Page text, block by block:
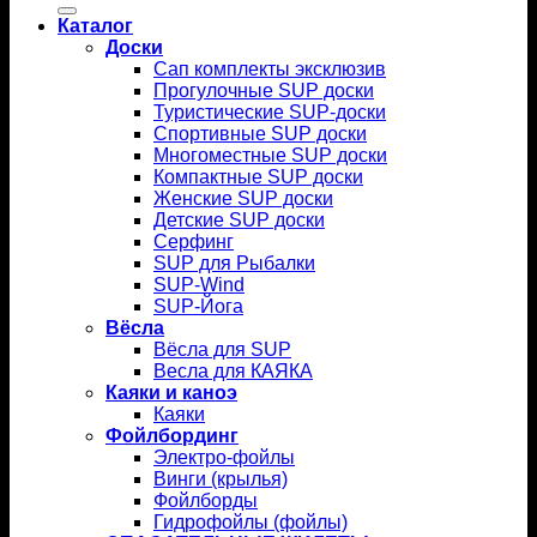
Каталог
Доски
Сап комплекты эксклюзив
Прогулочные SUP доски
Туристические SUP-доски
Спортивные SUP доски
Многоместные SUP доски
Компактные SUP доски
Женские SUP доски
Детские SUP доски
Серфинг
SUP для Рыбалки
SUP-Wind
SUP-Йога
Вёсла
Вёсла для SUP
Весла для КАЯКА
Каяки и каноэ
Каяки
Фойлбординг
Электро-фойлы
Винги (крылья)
Фойлборды
Гидрофойлы (фойлы)